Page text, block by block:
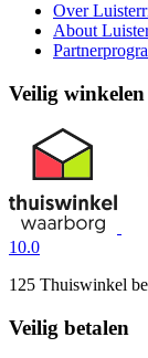
Over
About
Veilig winkelen
10.0
125 Thuiswinkel
Veilig betalen